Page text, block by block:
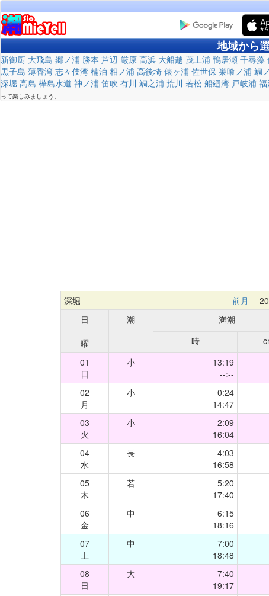
地域から
新御厨 大飛島 郷ノ浦 勝本 芦辺 厳原 高浜 大船越 茂土浦 鴨居瀬 千尋藻
黒子島 薄香湾 志々伎湾 楠泊 相ノ浦 高後埼 俵ヶ浦 佐世保 巣喰ノ浦 鯛
深堀 高島 樺島水道 神ノ浦 笛吹 有川 鯛之浦 荒川 若松 船廻湾 戸岐浦
って楽しみましょう。
深堀 前月
日
曜
潮 満潮
時
01
日
小
13:19
--:--
02
月
小
0:24
14:47
03
火
小
2:09
16:04
04
水
長
4:03
16:58
05
木
若
5:20
17:40
06
金
中
6:15
18:16
07
土
中
7:00
18:48
08
日
大
7:40
19:17